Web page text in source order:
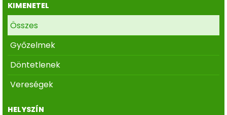
KIMENETEL
Összes
Győzelmek
Döntetlenek
Vereségek
HELYSZÍN